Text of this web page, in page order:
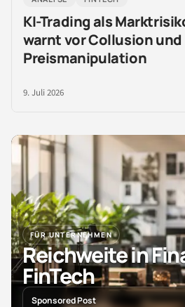
KI-Trading als
warnt vor Collusion und
Preismanipulation
9. Juli 2026
FÜR UNTERNEHMEN
Reichweite in
FinTech
Sponsored Post